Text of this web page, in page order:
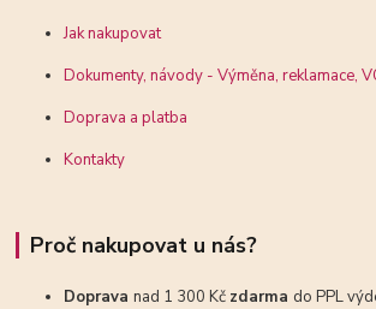
Jak nakupovat
Dokumenty, návody - Výměna, reklamace,
Doprava a platba
Kontakty
Proč nakupovat u nás?
Dopravanad 1 300 Kč zdarma do PPL